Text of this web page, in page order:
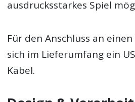
ausdrucksstarkes Spiel
Für den Anschluss an
sich im Lieferumfang ein
Kabel.